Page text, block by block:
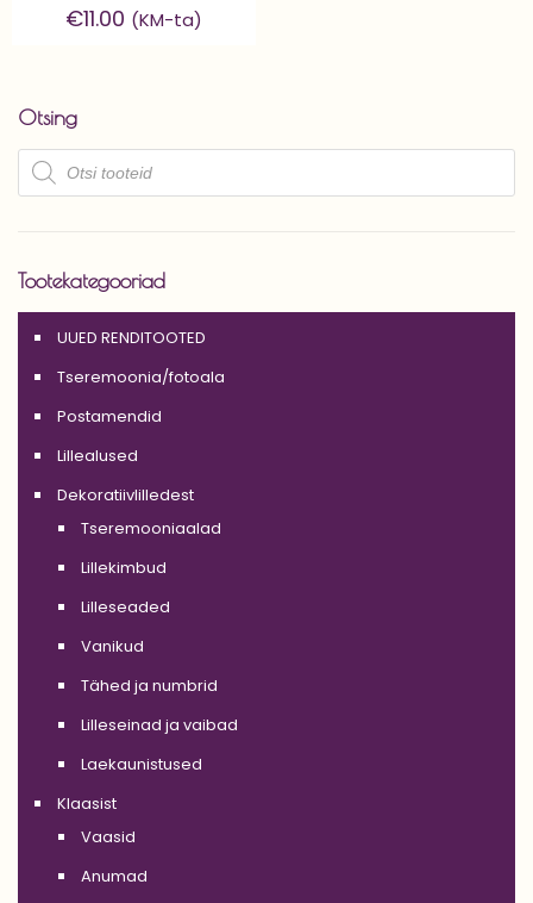
€11.00 (KM-ta)
Otsing
Products
search
Tootekategooriad
UUED RENDITOOTED
Tseremoonia/fotoala
Postamendid
Lillealused
Dekoratiivlilledest
Tseremooniaalad
Lillekimbud
Lilleseaded
Vanikud
Tähed ja numbrid
Lilleseinad ja vaibad
Laekaunistused
Klaasist
Vaasid
Anumad